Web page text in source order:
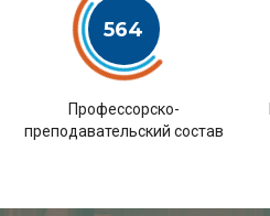
564
Профессорско-
преподавательский состав